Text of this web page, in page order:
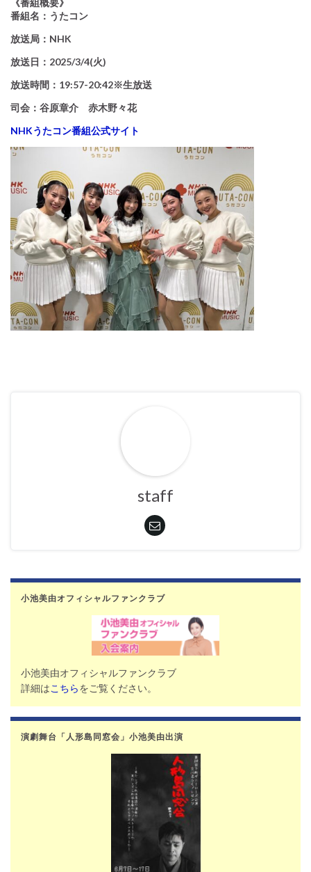
《番組概要》
番組名：うたコン
放送局：NHK
放送日：2025/3/4(火)
放送時間：19:57-20:42※生放送
司会：谷原章介 赤木野々花
NHKうたコン番組公式サイト
staff
小池美由オフィシャルファンクラブ
小池美由オフィシャルファンクラブ
詳細はこちらをご覧ください。
演劇舞台「人形島同窓会」小池美由出演